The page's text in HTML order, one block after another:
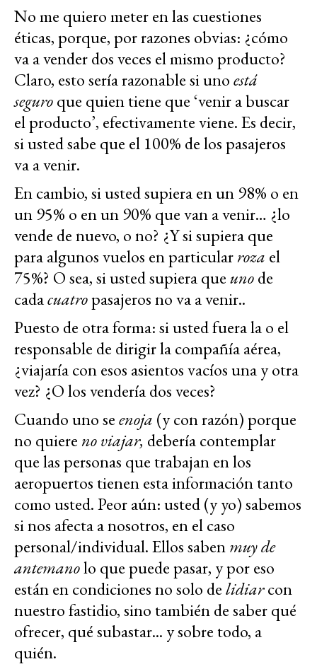
No me quiero meter en las cuestiones
éticas, porque, por razones obvias: ¿cómo
va a vender dos veces el mismo producto?
Claro, esto sería razonable si unoestá
seguroque quien tiene que ‘venir a buscar
el producto’, efectivamente viene. Es decir,
si usted sabe que el 100% de los pasajeros
va a venir.
En cambio, si usted supiera en un 98% o en
un 95% o en un 90% que van a venir… ¿lo
vende de nuevo, o no? ¿Y si supiera que
para algunos vuelos en particularroza el
75%? O sea, si usted supiera queunode
cadacuatropasajeros no va a venir..
Puesto de otra forma: si usted fuera la o el
responsable de dirigir la compañía aérea,
¿viajaría con esos asientos vacíos una y otra
vez? ¿O los vendería dos veces?
Cuando uno seenoja (y con razón) porque
no quiere no viajar, debería contemplar
que las personas que trabajan en los
aeropuertos tienen esta información tanto
como usted. Peor aún: usted (y yo) sabemos
si nos afecta a nosotros, en el caso
personal/individual. Ellos sabenmuy de
antemanolo que puede pasar, y por eso
están en condiciones no solo delidiarcon
nuestro fastidio, sino también de saber qué
ofrecer, qué subastar... y sobre todo, a
quién.